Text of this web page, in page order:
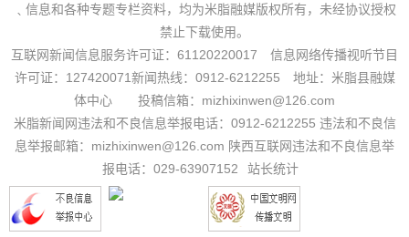
﹑信息和各种专题专栏资料，均为米脂融媒版权所有，未经协议授权
禁止下载使用。
互联网新闻信息服务许可证：61120220017 信息网络传播视听节目
许可证：127420071新闻热线：0912-6212255 地址：米脂县融媒
体中心 投稿信箱：mizhixinwen@126.com
米脂新闻网违法和不良信息举报电话：0912-6212255 违法和不良信
息举报邮箱：mizhixinwen@126.com 陕西互联网违法和不良信息举
报电话：029-63907152
站长统计